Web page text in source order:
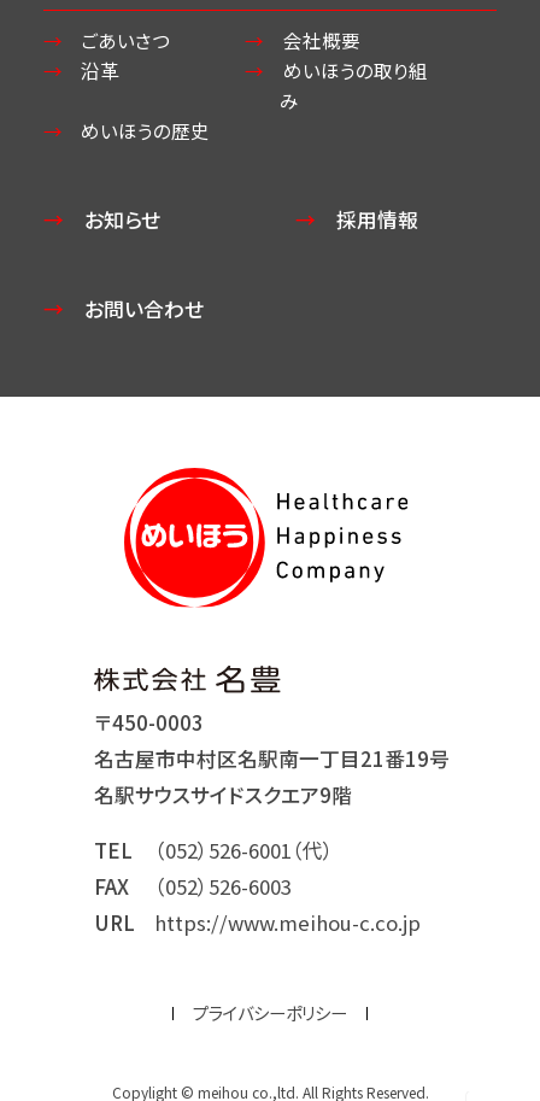
ごあいさつ
会社概要
沿革
めいほうの取り組
み
めいほうの歴史
お知らせ 採用情報
お問い合わせ
〒450-0003
名古屋市中村区名駅南一丁目21番19号
名駅サウスサイドスクエア9階
TEL
（052）526-6001（代）
FAX
（052）526-6003
URL
https://www.meihou-c.co.jp
プライバシーポリシー
Copylight © meihou co.,ltd. All Rights Reserved.